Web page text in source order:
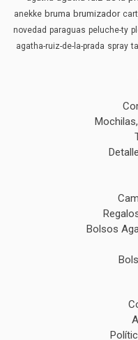
anekke bruma brumizador
novedad paraguas peluche-ty
agatha-ruiz-de-la-prada spray
Bolsos